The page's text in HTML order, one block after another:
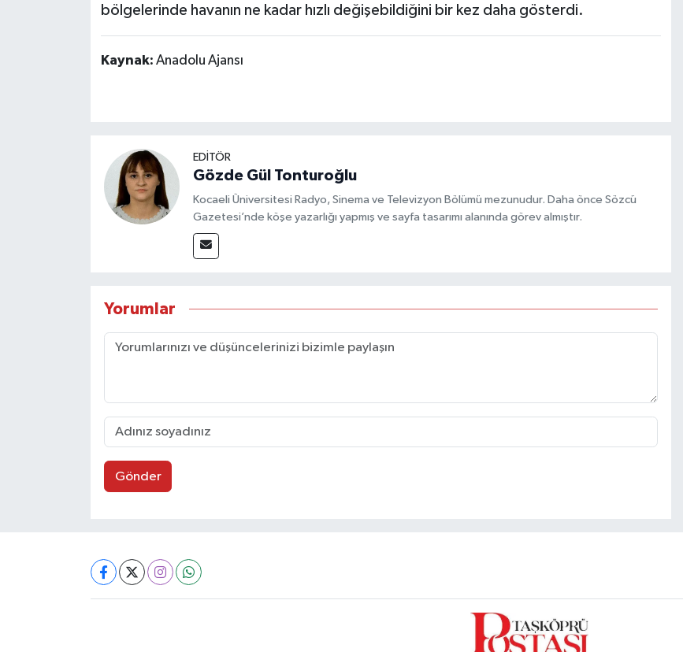
bölgelerinde havanın ne kadar hızlı değişebildiğini bir kez daha gösterdi.
Kaynak: Anadolu Ajansı
EDİTÖR
Gözde Gül Tonturoğlu
Kocaeli Üniversitesi Radyo, Sinema ve Televizyon Bölümü mezunudur. Daha önce Sözcü
Gazetesi’nde köşe yazarlığı yapmış ve sayfa tasarımı alanında görev almıştır.
Yorumlar
Gönder